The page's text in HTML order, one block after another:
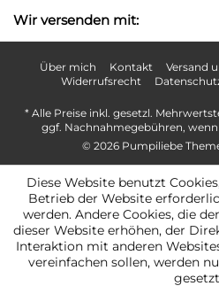
Wir versenden mit:
Über mich Kontakt
Versand
Widerrufsrecht
* Alle Preise inkl. gesetzl.
ggf. Nachnahmegebühren,
© 2026 Pumpiliebe
Diese Website benutzt
Betrieb der Website
werden. Andere Cookies, die
dieser Website erhöhen, der
Interaktion mit anderen
vereinfachen sollen, werden